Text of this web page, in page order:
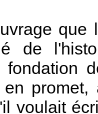
que
de
fondation
voulait